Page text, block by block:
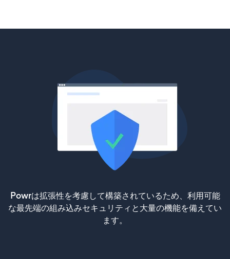
Powrは拡張性を考慮して構築されているため、利用可能
な最先端の組み込みセキュリティと大量の機能を備えてい
ます。